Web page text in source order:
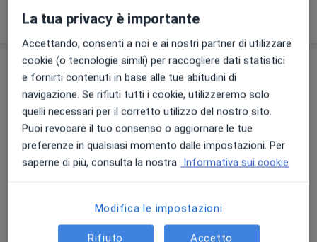
Mostra dettagli
sull'esperienza
Prestazioni e prezzi
Visita ortopedica
Dettagli
Consulenza online
70 € Dettagli
Come funzionano i prezzi?
La tua privacy è importante
Accettando, consenti a noi e ai nostri partner di utilizzare
cookie (o tecnologie simili) per raccogliere dati statistici
e fornirti contenuti in base alle tue abitudini di
navigazione. Se rifiuti tutti i cookie, utilizzeremo solo
quelli necessari per il corretto utilizzo del nostro sito.
Puoi revocare il tuo consenso o aggiornare le tue
preferenze in qualsiasi momento dalle impostazioni. Per
saperne di più, consulta la nostra Informativa sui cookie
Modifica le impostazioni
Rifiuto Accetto